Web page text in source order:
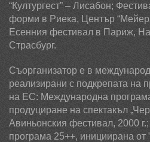
“Култургест” – Лисабон;
форми в Риека, Център “
Есенния фестивал в Париж,
Страсбург.
Съорганизатор е в
реализирани с подкрепата на
на ЕС: Международна
продуциране на спектакъл
Авиньонския фестивал, 2000
програма 25++, инициирана от